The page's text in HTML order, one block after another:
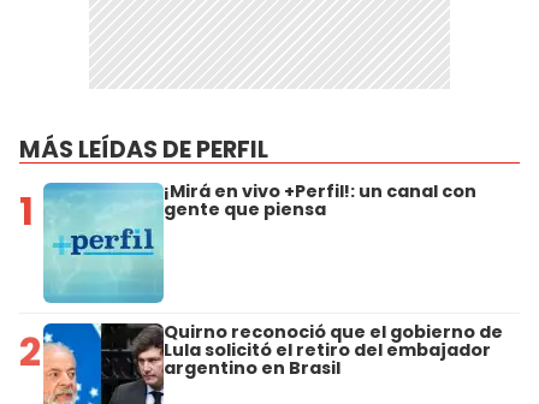
MÁS LEÍDAS DE PERFIL
1 ¡Mirá en vivo +Perfil!: un canal con
gente que piensa
2 Quirno reconoció que el gobierno de
Lula solicitó el retiro del embajador
argentino en Brasil